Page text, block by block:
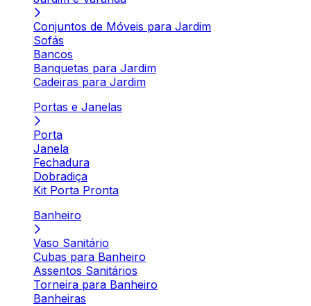
Conjuntos de Móveis para Jardim
Sofás
Bancos
Banquetas para Jardim
Cadeiras para Jardim
Portas e Janelas
Porta
Janela
Fechadura
Dobradiça
Kit Porta Pronta
Banheiro
Vaso Sanitário
Cubas para Banheiro
Assentos Sanitários
Torneira para Banheiro
Banheiras